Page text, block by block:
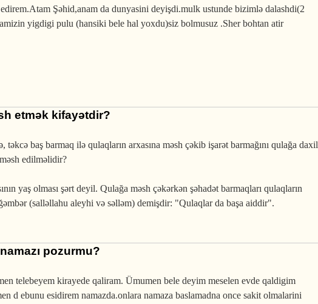
Şəhid,anam da dunyasini deyişdi.mulk ustunde bizimlə dalashdi(2
yigdigi pulu (hansiki bele hal yoxdu)siz bolmusuz .Sher bohtan atir
etmək kifayətdir?
baş barmaq ilə qulaqların arxasına məsh çəkib işarət barmağını qulağa daxil
edilməlidir?
yaş olması şərt deyil. Qulağa məsh çəkərkən şəhadət barmaqları qulaqların
(salləllahu aleyhi və səlləm) demişdir: "Qulaqlar da başa aiddir".
pozurmu?
telebeyem kirayede qaliram. Ümumen bele deyim meselen evde qaldigim
d ebunu esidirem namazda.onlara namaza baslamadna once sakit olmalarini